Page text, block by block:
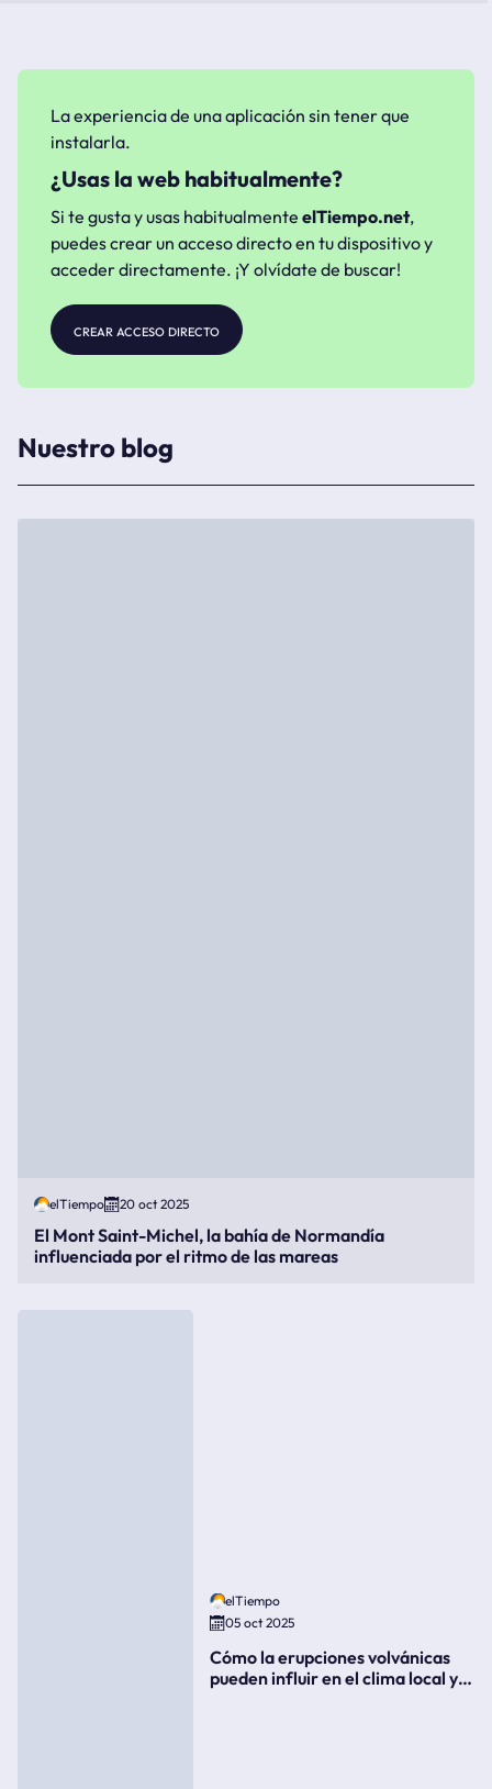
La experiencia de una aplicación sin tener que
instalarla.
¿Usas la web habitualmente?
Si te gusta y usas habitualmente elTiempo.net,
puedes crear un acceso directo en tu dispositivo y
acceder directamente. ¡Y olvídate de buscar!
crear acceso directo
Nuestro blog
elTiempo 20 oct 2025
El Mont Saint-Michel, la bahía de Normandía
influenciada por el ritmo de las mareas
elTiempo
05 oct 2025
Cómo la erupciones volvánicas
pueden influir en el clima local y